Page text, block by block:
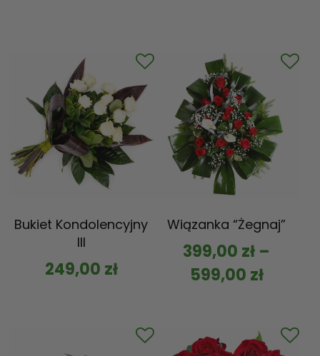
Bukiet Kondolencyjny
III
249,00 zł
Wiązanka “Żegnaj”
399,00 zł –
599,00 zł